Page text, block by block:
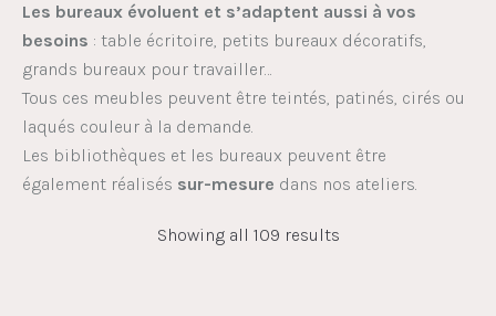
Les bureaux évoluent et s’adaptent aussi à vos
besoins : table écritoire, petits bureaux décoratifs,
grands bureaux pour travailler…
Tous ces meubles peuvent être teintés, patinés, cirés ou
laqués couleur à la demande.
Les bibliothèques et les bureaux peuvent être
également réalisés sur-mesure dans nos ateliers.
Showing all 109 results